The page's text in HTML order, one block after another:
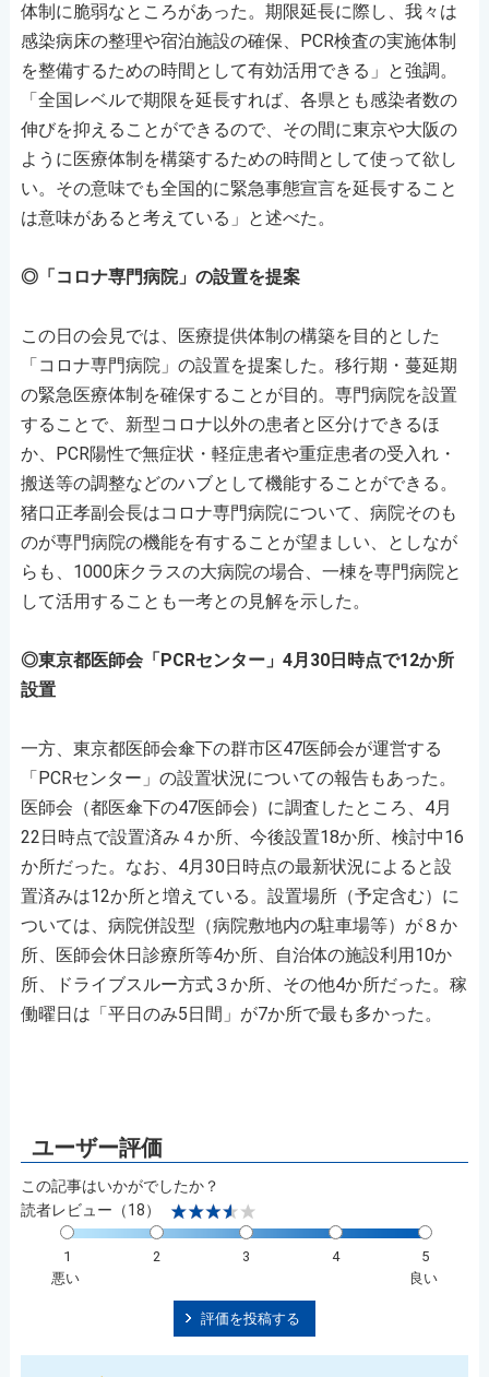
体制に脆弱なところがあった。期限延長に際し、我々は
感染病床の整理や宿泊施設の確保、PCR検査の実施体制
を整備するための時間として有効活用できる」と強調。
「全国レベルで期限を延長すれば、各県とも感染者数の
伸びを抑えることができるので、その間に東京や大阪の
ように医療体制を構築するための時間として使って欲し
い。その意味でも全国的に緊急事態宣言を延長すること
は意味があると考えている」と述べた。
◎「コロナ専門病院」の設置を提案
この日の会見では、医療提供体制の構築を目的とした
「コロナ専門病院」の設置を提案した。移行期・蔓延期
の緊急医療体制を確保することが目的。専門病院を設置
することで、新型コロナ以外の患者と区分けできるほ
か、PCR陽性で無症状・軽症患者や重症患者の受入れ・
搬送等の調整などのハブとして機能することができる。
猪口正孝副会長はコロナ専門病院について、病院そのも
のが専門病院の機能を有することが望ましい、としなが
らも、1000床クラスの大病院の場合、一棟を専門病院と
して活用することも一考との見解を示した。
◎東京都医師会「PCRセンター」4月30日時点で12か所
設置
一方、東京都医師会傘下の群市区47医師会が運営する
「PCRセンター」の設置状況についての報告もあった。
医師会（都医傘下の47医師会）に調査したところ、4月
22日時点で設置済み４か所、今後設置18か所、検討中16
か所だった。なお、4月30日時点の最新状況によると設
置済みは12か所と増えている。設置場所（予定含む）に
ついては、病院併設型（病院敷地内の駐車場等）が８か
所、医師会休日診療所等4か所、自治体の施設利用10か
所、ドライブスルー方式３か所、その他4か所だった。稼
働曜日は「平日のみ5日間」が7か所で最も多かった。
この記事はいかがでしたか？
読者レビュー（18）
1 2 3 4
5
悪い
良い
評価を投稿する